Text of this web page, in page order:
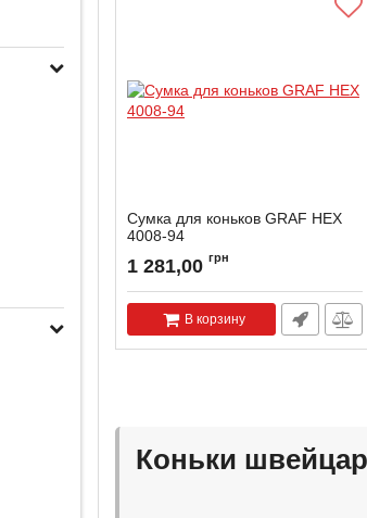
Сумка для коньков GRAF HEX
4008-94
4008-94
1 281,00 грн
В корзину
Коньки